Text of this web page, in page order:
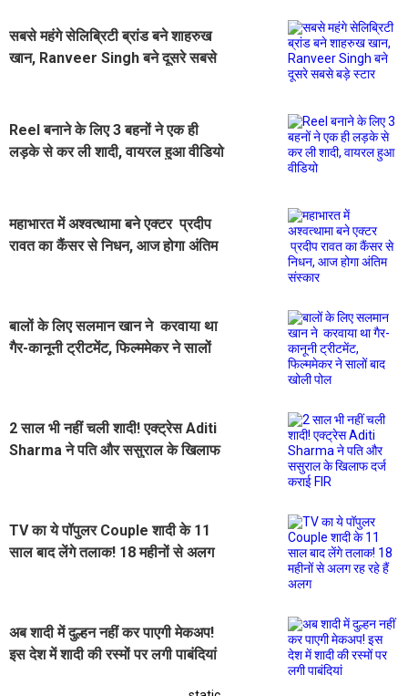
सबसे महंगे सेलिब्रिटी ब्रांड बने शाहरुख
खान, Ranveer Singh बने दूसरे सबसे
Reel बनाने के लिए 3 बहनों ने एक ही
लड़के से कर ली शादी, वायरल हुआ वीडियो
महाभारत में अश्वत्थामा बने एक्टर प्रदीप
रावत का कैंसर से निधन, आज होगा अंतिम
बालों के लिए सलमान खान ने करवाया था
गैर-कानूनी ट्रीटमेंट, फिल्ममेकर ने सालों
2 साल भी नहीं चली शादी! एक्ट्रेस Aditi
Sharma ने पति और ससुराल के खिलाफ
TV का ये पॉपुलर Couple शादी के 11
साल बाद लेंगे तलाक! 18 महीनों से अलग
अब शादी में दुल्हन नहीं कर पाएगी मेकअप!
इस देश में शादी की रस्मों पर लगी पाबंदियां